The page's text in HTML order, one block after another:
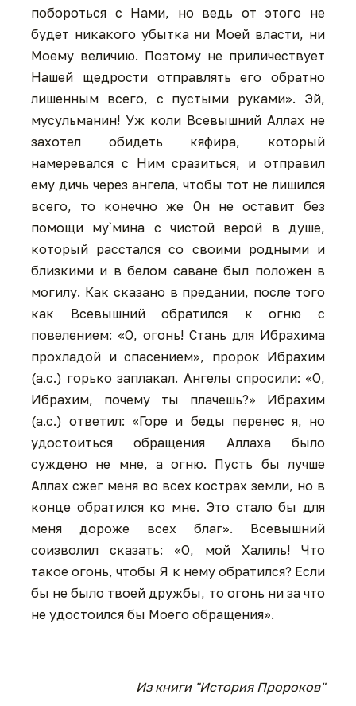
побороться с Нами, но ведь от этого не
будет никакого убытка ни Моей власти, ни
Моему величию. Поэтому не приличествует
Нашей щедрости отправлять его обратно
лишенным всего, с пустыми руками». Эй,
мусульманин! Уж коли Всевышний Аллах не
захотел обидеть кяфира, который
намеревался с Ним сразиться, и отправил
ему дичь через ангела, чтобы тот не лишился
всего, то конечно же Он не оставит без
помощи му`мина с чистой верой в душе,
который расстался со своими родными и
близкими и в белом саване был положен в
могилу. Как сказано в предании, после того
как Всевышний обратился к огню с
повелением: «О, огонь! Стань для Ибрахима
прохладой и спасением», пророк Ибрахим
(а.с.) горько заплакал. Ангелы спросили: «О,
Ибрахим, почему ты плачешь?» Ибрахим
(а.с.) ответил: «Горе и беды перенес я, но
удостоиться обращения Аллаха было
суждено не мне, а огню. Пусть бы лучше
Аллах сжег меня во всех кострах земли, но в
конце обратился ко мне. Это стало бы для
меня дороже всех благ». Всевышний
соизволил сказать: «О, мой Халиль! Что
такое огонь, чтобы Я к нему обратился? Если
бы не было твоей дружбы, то огонь ни за что
не удостоился бы Моего обращения».
Из книги "История Пророков"